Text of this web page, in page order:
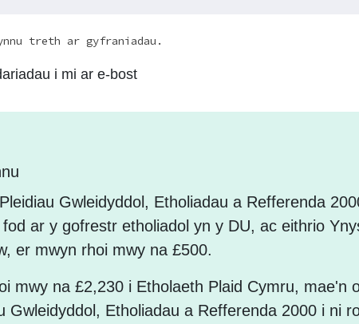
treth ar gyfraniadau.
i mi ar e-bost
Gwleidyddol, Etholiadau a Refferenda
ar y gofrestr etholiadol yn y DU, ac eithrio
er mwyn rhoi mwy na £500.
mwy na £2,230 i Etholaeth Plaid Cymru, mae'n
Gwleidyddol, Etholiadau a Refferenda 2000 i ni